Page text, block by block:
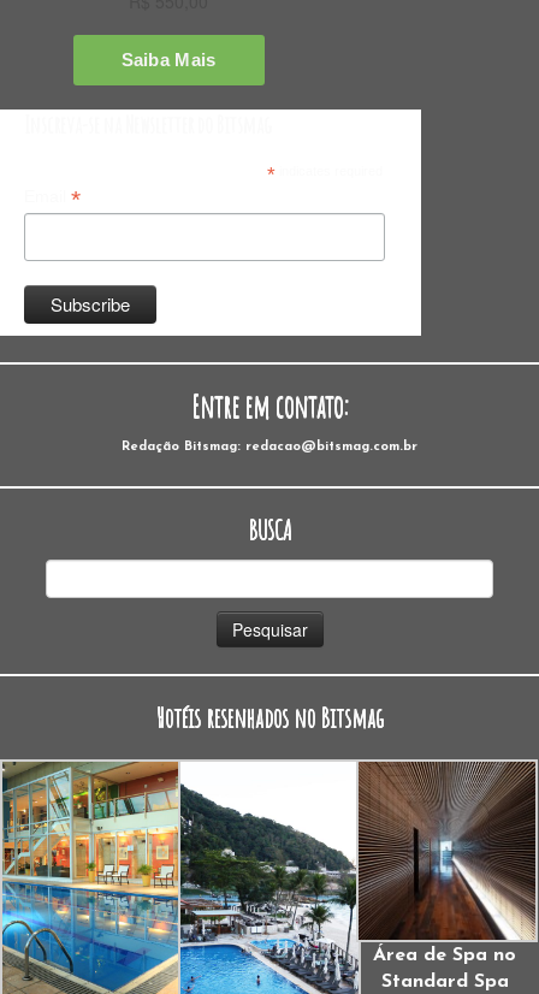
*indicates required
*
Entre em contato:
Redação Bitsmag: redacao@bitsmag.com.br
BUSCA
Hotéis resenhados no Bitsmag
Área de Spa no
Standard Spa